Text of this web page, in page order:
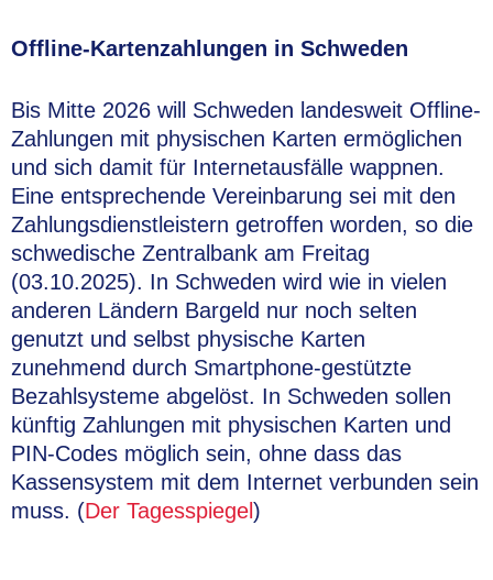
Offline-Kartenzahlungen in Schweden
Bis Mitte 2026 will Schweden landesweit Offline-
Zahlungen mit physischen Karten ermöglichen
und sich damit für Internetausfälle wappnen.
Eine entsprechende Vereinbarung sei mit den
Zahlungsdienstleistern getroffen worden, so die
schwedische Zentralbank am Freitag
(03.10.2025). In Schweden wird wie in vielen
anderen Ländern Bargeld nur noch selten
genutzt und selbst physische Karten
zunehmend durch Smartphone-gestützte
Bezahlsysteme abgelöst. In Schweden sollen
künftig Zahlungen mit physischen Karten und
PIN-Codes möglich sein, ohne dass das
Kassensystem mit dem Internet verbunden sein
muss. (Der Tagesspiegel)